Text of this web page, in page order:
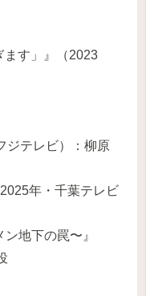
ます」』（2023
ジテレビ）：柳原
年・千葉テレビ
地下の罠〜』